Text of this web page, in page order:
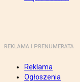
REKLAMA I PRENUMERATA
Reklama
Ogłoszenia